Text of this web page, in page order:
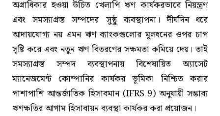
অগ্রাধিকার হওয়া উচিত খেলাপি ঋণ কার্যকরভাবে নিয়ন্ত্রণ
এবং সমস্যাগ্রস্ত সম্পদের সুষ্ঠু ব্যবস্থাপনা। দীর্ঘদিন ধরে
আদায়যোগ্য নয় এমন ঋণ ব্যাংকগুলোর মূলধনের ওপর চাপ
সৃষ্টি করে এবং নতুন ঋণ বিতরণের সক্ষমতা কমিয়ে দেয়। তাই
সমস্যাগ্রস্ত সম্পদ ব্যবস্থাপনায় বিশেষায়িত অ্যাসেট
ম্যানেজমেন্ট কোম্পানির কার্যকর ভূমিকা নিশ্চিত করার
পাশাপাশি আন্তর্জাতিক হিসাবমান (IFRS 9) অনুযায়ী সম্ভাব্য
ঋণক্ষতির আগাম হিসাবায়ন ব্যবস্থা কার্যকর করা প্রয়োজন।